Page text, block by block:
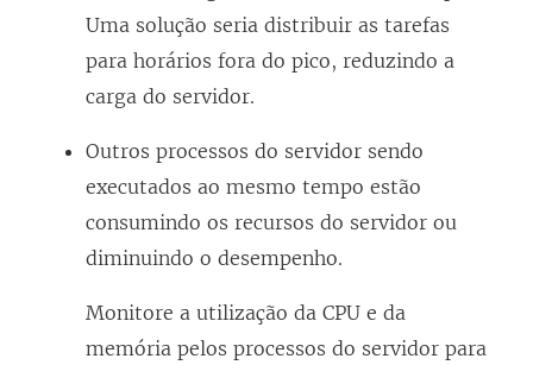
Uma solução seria distribuir as tarefas
para horários fora do pico, reduzindo a
carga do servidor.
Outros processos do servidor sendo
executados ao mesmo tempo estão
consumindo os recursos do servidor ou
diminuindo o desempenho.
Monitore a utilização da CPU e da
memória pelos processos do servidor para